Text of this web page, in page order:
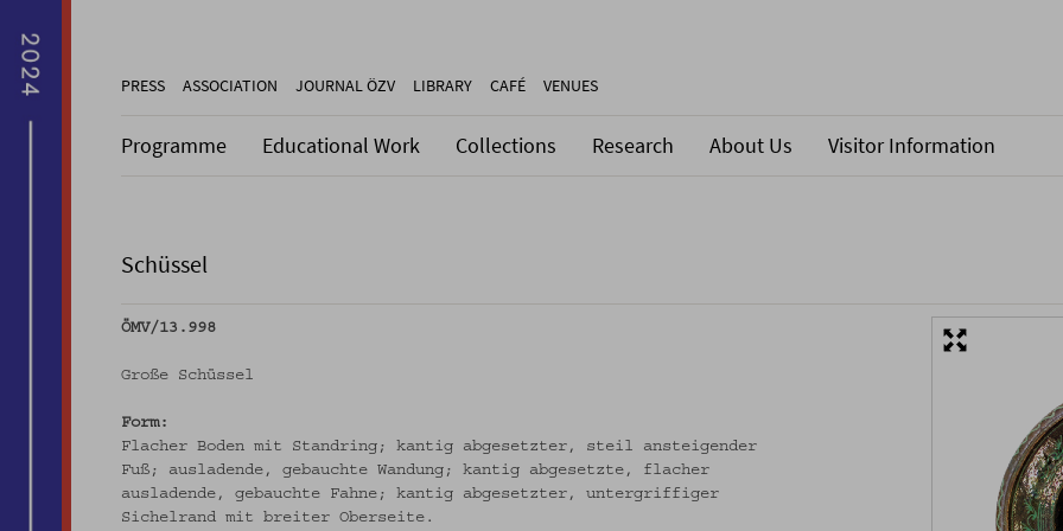
PRESS ASSOCIATION JOURNAL ÖZV LIBRARY CAFÉ VENUES
Programme Educational Work Collections Research About Us Visitor Information
Schüssel
ÖMV/13.998
Große Schüssel
Form:
Flacher Boden mit Standring; kantig abgesetzter, steil ansteigender
Fuß; ausladende, gebauchte Wandung; kantig abgesetzte, flacher
ausladende, gebauchte Fahne; kantig abgesetzter, untergriffiger
Sichelrand mit breiter Oberseite.